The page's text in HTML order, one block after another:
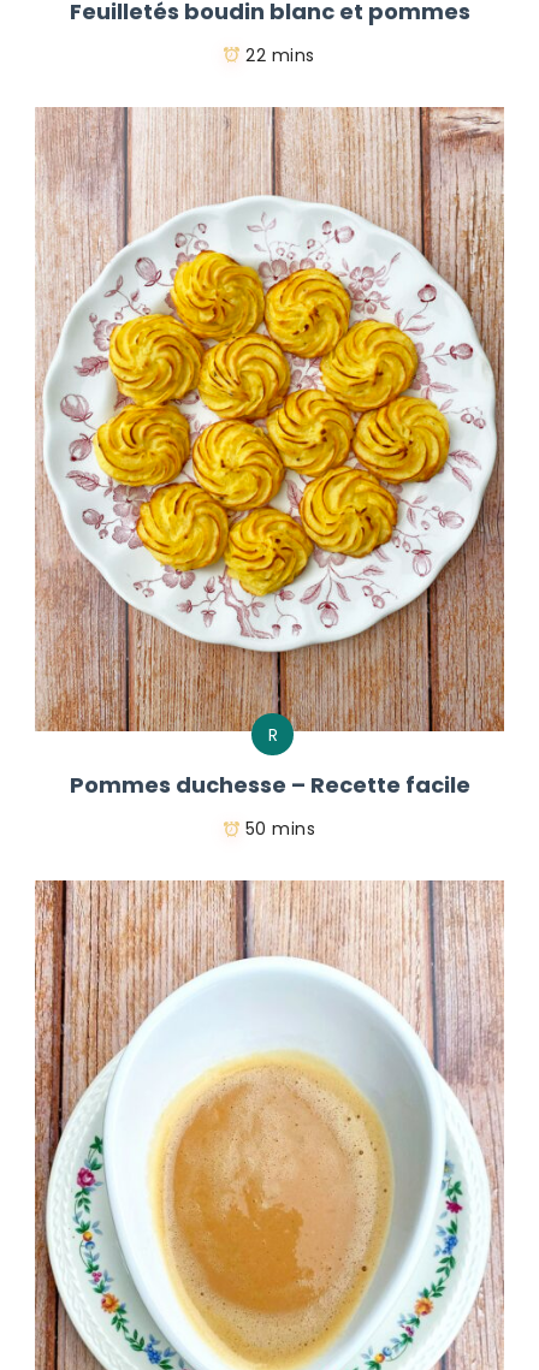
Feuilletés boudin blanc et pommes
22 mins
R
Pommes duchesse – Recette facile
50 mins